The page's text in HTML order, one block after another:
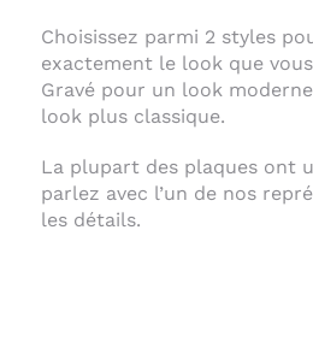
Choisissez parmi 2 styles
exactement le look que
Gravé pour un look
look plus classique.
La plupart des plaques ont
parlez avec l’un de nos
les détails.